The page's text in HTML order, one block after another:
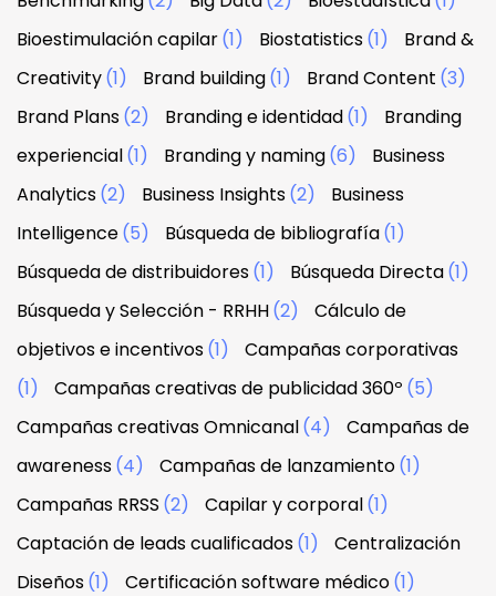
Bioestimulación capilar(1) Biostatistics(1)
Brand &
Creativity(1) Brand building(1) Brand Content (3)
Brand Plans(2) Branding e identidad(1)
Branding
experiencial(1) Branding y naming(6)
Business
Analytics(2) Business Insights(2)
Business
Intelligence(5) Búsqueda de bibliografía(1)
Búsqueda de distribuidores(1) Búsqueda Directa(1)
Búsqueda y Selección - RRHH(2)
Cálculo de
objetivos e incentivos(1)
Campañas corporativas
(1)
Campañas creativas de publicidad 360º (5)
Campañas creativas Omnicanal(4)
Campañas de
awareness(4) Campañas de lanzamiento(1)
Campañas RRSS (2) Capilar y corporal(1)
Captación de leads cualificados(1)
Centralización
Diseños(1) Certificación software médico(1)